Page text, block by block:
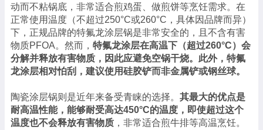
动而不粘锅底，非常适合煎鸡蛋、做煎饼等烹饪需求。在
正常使用温度（不超过250°C或260°C，具体因品牌而异）
下，正规品牌的特氟龙涂层锅是非常安全的，且不含有害
物质PFOA。然而， 特氟龙涂层在高温下（超过260°C）会
分解并释放有害物质，因此应避免空锅干烧。此外，特氟
龙涂层相对怕刮，建议使用硅胶铲而非金属铲或钢丝球。
陶瓷涂层锅则是近年来备受青睐的选择。 其最大的优点是
耐高温性能，能够耐受高达450°C的温度，即使超过这个
温度也不会释放有害物质 ，非常适合煎牛排等高温烹饪。